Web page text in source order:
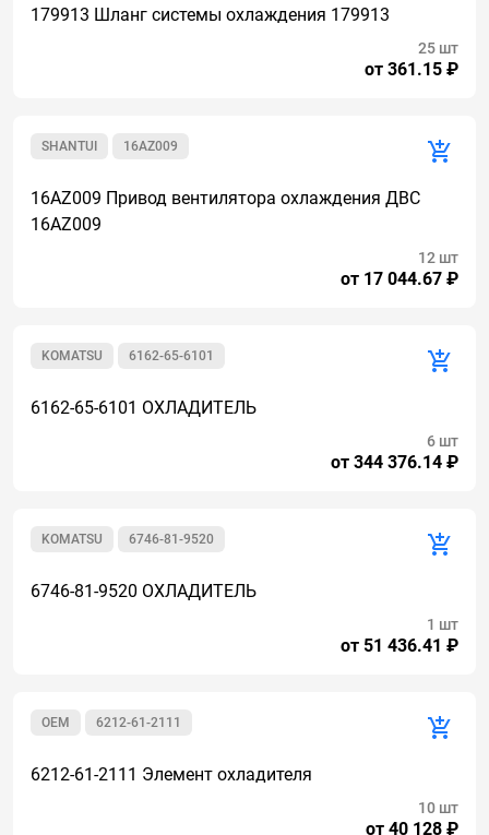
179913 Шланг системы охлаждения 179913
от 361.15 ₽
25 шт
16AZ009
SHANTUI
16AZ009 Привод вентилятора охлаждения ДВС
16AZ009
от 17 044.67 ₽
12 шт
6162-65-6101
KOMATSU
6162-65-6101 ОХЛАДИТЕЛЬ
от 344 376.14 ₽
6 шт
6746-81-9520
KOMATSU
6746-81-9520 ОХЛАДИТЕЛЬ
от 51 436.41 ₽
1 шт
6212-61-2111
OEM
6212-61-2111 Элемент охладителя
от 40 128 ₽
10 шт